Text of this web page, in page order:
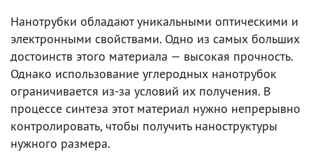
Нанотрубки обладают уникальными оптическими и
электронными свойствами. Одно из самых больших
достоинств этого материала — высокая прочность.
Однако использование углеродных нанотрубок
ограничивается из-за условий их получения. В
процессе синтеза этот материал нужно непрерывно
контролировать, чтобы получить наноструктуры
нужного размера.